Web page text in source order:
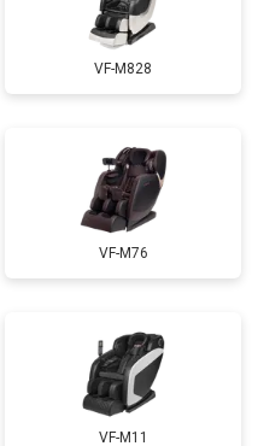
от 3900 ₽
от 4800 ₽ Заказать
от 4500 ₽ Заказать
от 5500 ₽
VF-M828
VF-M76
VF-M11